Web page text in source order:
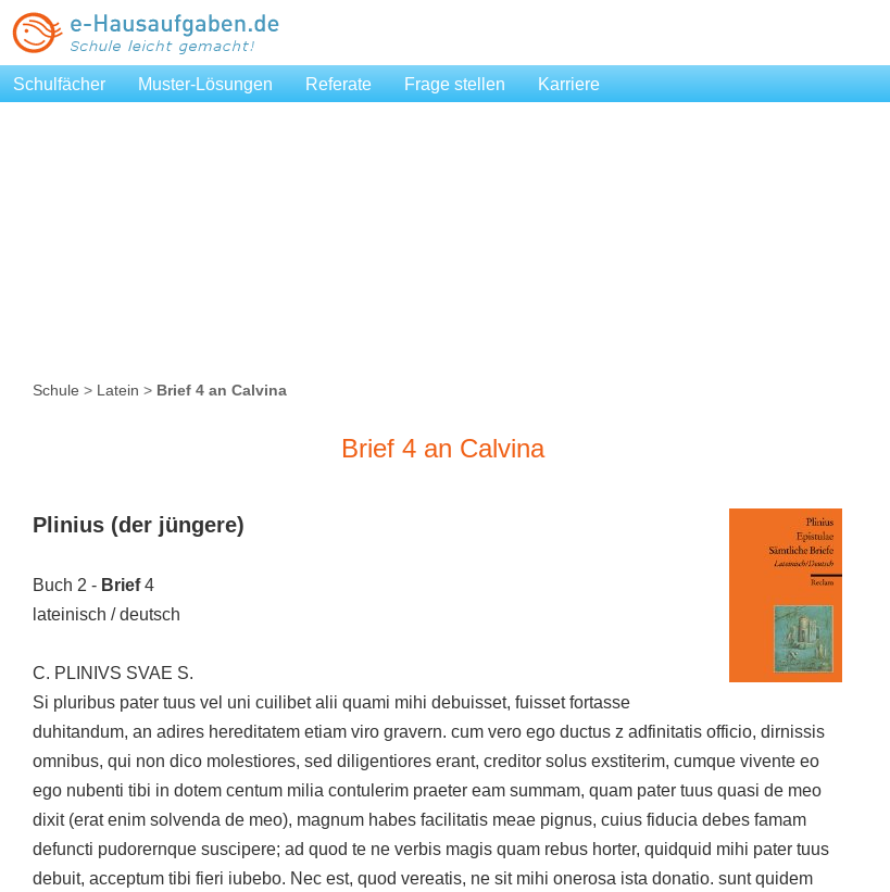
Schulfächer Muster-Lösungen Referate Frage stellen Karriere
Schule > Latein > Brief 4 an Calvina
Brief 4 an Calvina
Plinius (der jüngere)
Buch 2 - Brief4
lateinisch / deutsch
C. PLINIVS SVAE S.
Si pluribus pater tuus vel uni cuilibet alii quami mihi debuisset, fuisset fortasse
duhitandum, an adires hereditatem etiam viro gravern. cum vero ego ductus z adfinitatis officio, dirnissis
omnibus, qui non dico molestiores, sed diligentiores erant, creditor solus exstiterim, cumque vivente eo
ego nubenti tibi in dotem centum milia contulerim praeter eam summam, quam pater tuus quasi de meo
dixit (erat enim solvenda de meo), magnum habes facilitatis meae pignus, cuius fiducia debes famam
defuncti pudorernque suscipere; ad quod te ne verbis magis quam rebus horter, quidquid mihi pater tuus
debuit, acceptum tibi fieri iubebo. Nec est, quod vereatis, ne sit mihi onerosa ista donatio. sunt quidem